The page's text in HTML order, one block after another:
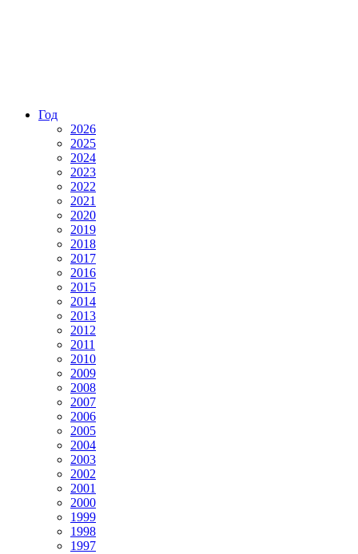
Год
2026
2025
2024
2023
2022
2021
2020
2019
2018
2017
2016
2015
2014
2013
2012
2011
2010
2009
2008
2007
2006
2005
2004
2003
2002
2001
2000
1999
1998
1997